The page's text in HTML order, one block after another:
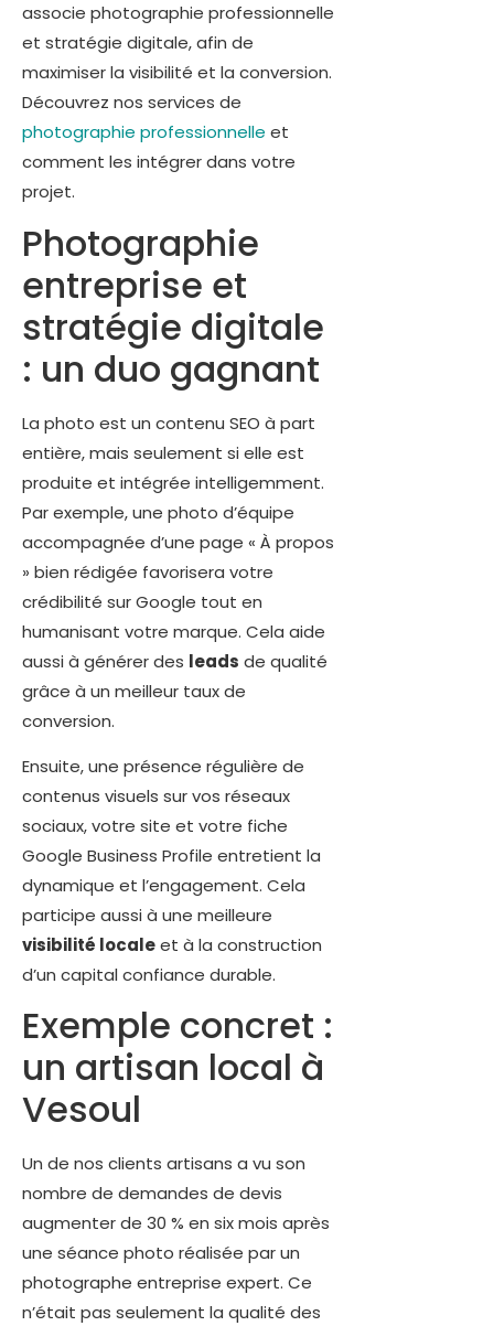
associe photographie professionnelle
et stratégie digitale, afin de
maximiser la visibilité et la conversion.
Découvrez nos services de
photographie professionnelle et
comment les intégrer dans votre
projet.
Photographie
entreprise et
stratégie digitale
: un duo gagnant
La photo est un contenu SEO à part
entière, mais seulement si elle est
produite et intégrée intelligemment.
Par exemple, une photo d’équipe
accompagnée d’une page « À propos
» bien rédigée favorisera votre
crédibilité sur Google tout en
humanisant votre marque. Cela aide
aussi à générer des leads de qualité
grâce à un meilleur taux de
conversion.
Ensuite, une présence régulière de
contenus visuels sur vos réseaux
sociaux, votre site et votre fiche
Google Business Profile entretient la
dynamique et l’engagement. Cela
participe aussi à une meilleure
visibilité localeet à la construction
d’un capital confiance durable.
Exemple concret :
un artisan local à
Vesoul
Un de nos clients artisans a vu son
nombre de demandes de devis
augmenter de 30 % en six mois après
une séance photo réalisée par un
photographe entreprise expert. Ce
n’était pas seulement la qualité des